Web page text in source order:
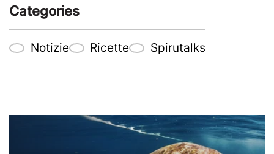
Categories
Notizie Ricette Spirutalks